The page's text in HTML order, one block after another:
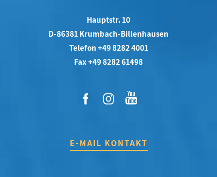
Hauptstr. 10
D-86381 Krumbach-Billenhausen
Telefon +49 8282 4001
Fax +49 8282 61498
E-MAIL KONTAKT